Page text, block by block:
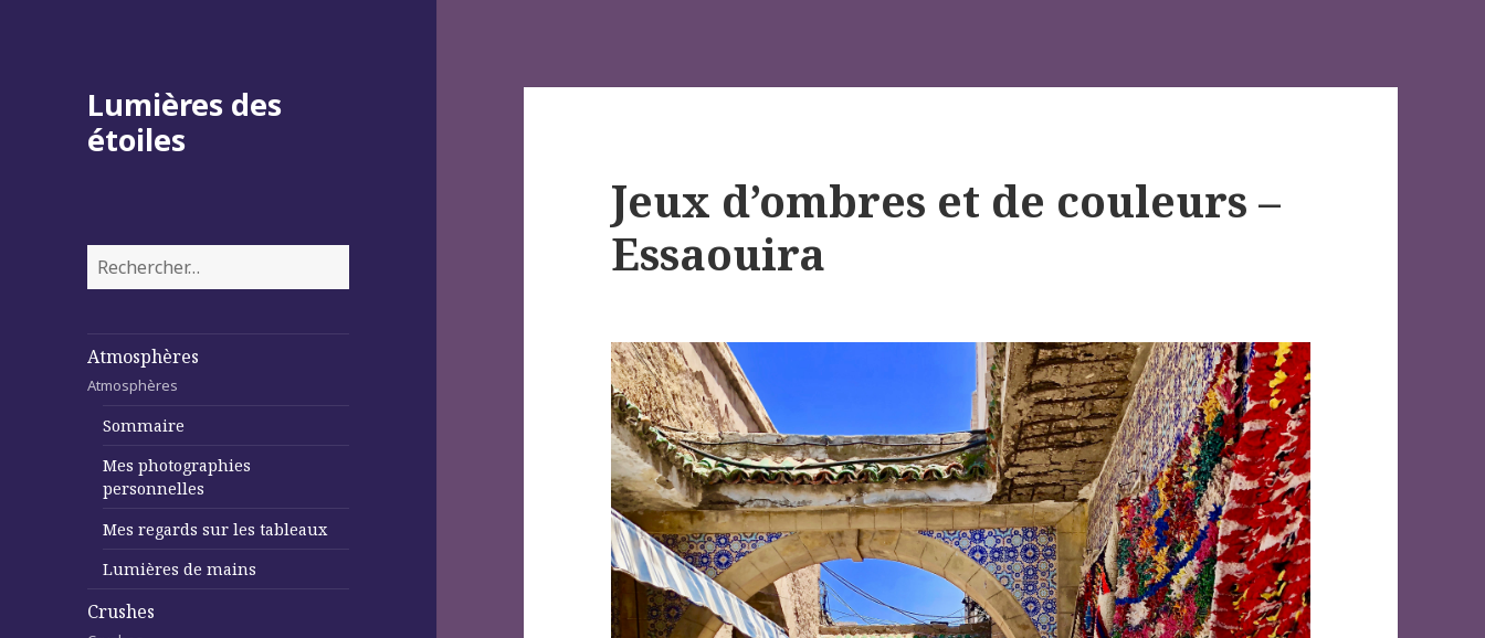
Lumières des
étoiles
Rechercher :
Atmosphères
Atmosphères
Sommaire
Mes photographies
personnelles
Mes regards sur les tableaux
Lumières de mains
Crushes
Jeux d’ombres et de couleurs –
Essaouira